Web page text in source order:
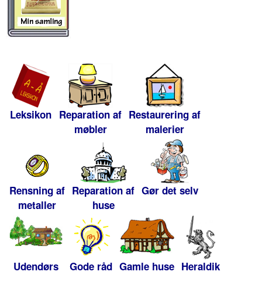
Leksikon Reparation af
møbler
Restaurering af
malerier
Rensning af
metaller
Reparation af
huse
Gør det selv
Udendørs Gode råd Gamle huse Heraldik